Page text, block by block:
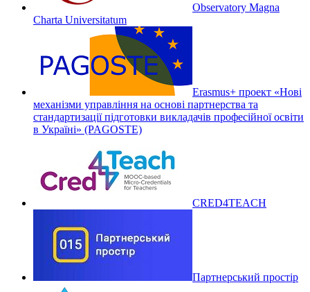
Observatory Magna
Charta Universitatum
Erasmus+ проект «Нові
механізми управління на основі партнерства та
стандартизації підготовки викладачів професійної освіти
в Україні» (PAGOSTE)
CRED4TEACH
Партнерський простір